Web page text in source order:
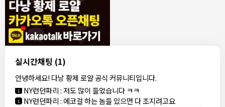
실시간채팅 (1)
안녕하세요! 다낭 황제 로얄 공식 커뮤니티입니다.
8/4/2026
1 모기한테물림:여기도 문의해보면 바로 알려줌
1 모기한테물림:정찰가보다 쌀수 없음
1 결혼안해:ㄹㅇ 팩트 ㅋㅋㅋㅋ
결혼안해:ㄹㅇ 팩트 ㅋㅋㅋㅋ
8/5/2026
NY런던파리 :다낭 에코걸 여기서 예약 가능한가요?
1 3군:에코걸 좀 조심 하는게 좋음
1 NY런던파리:저도 많이 들었습니다 ㅋㅋ
1 NY런던파리: 에코걸 하는 놈들 있으면 다 조지려고요